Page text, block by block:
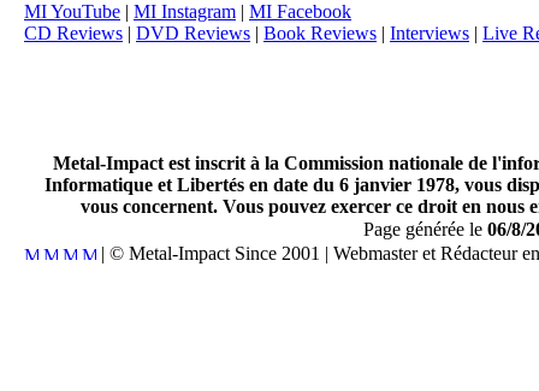
MI YouTube | MI Instagram | MI Facebook
CD Reviews | DVD Reviews | Book Reviews | Interviews | Live
Metal-Impact est inscrit à la Commission nationale de
Informatique et Libertés en date du 6 janvier 1978, vous
vous concernent. Vous pouvez exercer ce droit en
Page générée le 06/8/
| © Metal-Impact Since 2001 | Webmaster et Rédacteur